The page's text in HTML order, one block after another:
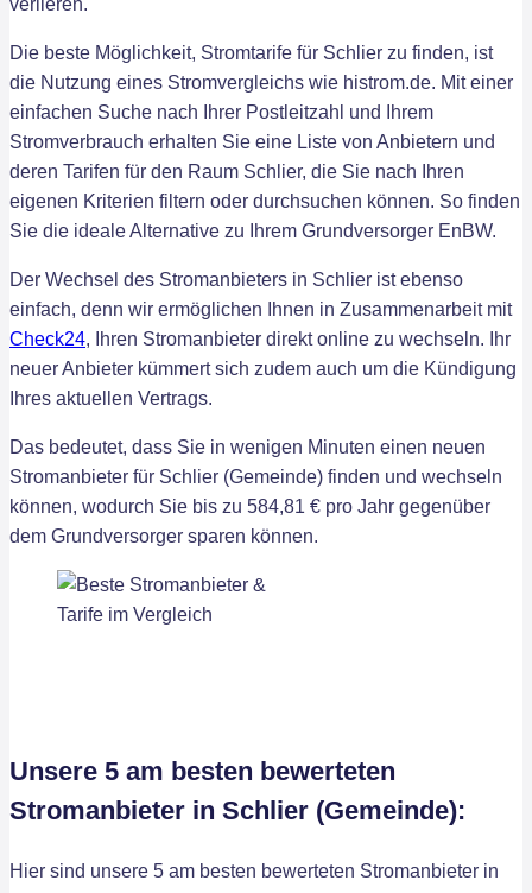
verlieren.
Die beste Möglichkeit, Stromtarife für Schlier zu finden, ist
die Nutzung eines Stromvergleichs wie histrom.de. Mit einer
einfachen Suche nach Ihrer Postleitzahl und Ihrem
Stromverbrauch erhalten Sie eine Liste von Anbietern und
deren Tarifen für den Raum Schlier, die Sie nach Ihren
eigenen Kriterien filtern oder durchsuchen können. So finden
Sie die ideale Alternative zu Ihrem Grundversorger EnBW.
Der Wechsel des Stromanbieters in Schlier ist ebenso
einfach, denn wir ermöglichen Ihnen in Zusammenarbeit mit
Check24, Ihren Stromanbieter direkt online zu wechseln. Ihr
neuer Anbieter kümmert sich zudem auch um die Kündigung
Ihres aktuellen Vertrags.
Das bedeutet, dass Sie in wenigen Minuten einen neuen
Stromanbieter für Schlier (Gemeinde) finden und wechseln
können, wodurch Sie bis zu 584,81 € pro Jahr gegenüber
dem Grundversorger sparen können.
Unsere 5 am besten bewerteten
Stromanbieter in Schlier (Gemeinde):
Hier sind unsere 5 am besten bewerteten Stromanbieter in